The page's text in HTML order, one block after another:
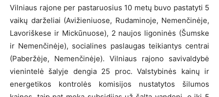
Vilniaus rajone per pastaruosius 10 metų buvo pastatyti 5
vaikų darželiai (Avižieniuose, Rudaminoje, Nemenčinėje,
Lavoriškese ir Mickūnuose), 2 naujos ligoninės (Šumske
ir Nemenčinėje), socialines paslaugas teikiantys centrai
(Paberžėje, Nemenčinėje). Vilniaus rajono savivaldybė
vienintelė šalyje dengia 25 proc. Valstybinės kainų ir
energetikos kontrolės komisijos nustatytos šilumos